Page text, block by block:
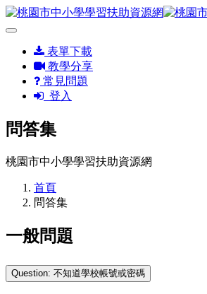
表單下載
教學分享
常見問題
登入
問答集
桃園市中小學學習扶助資源網
首頁
問答集
一般問題
Question: 不知道學校帳號或密碼